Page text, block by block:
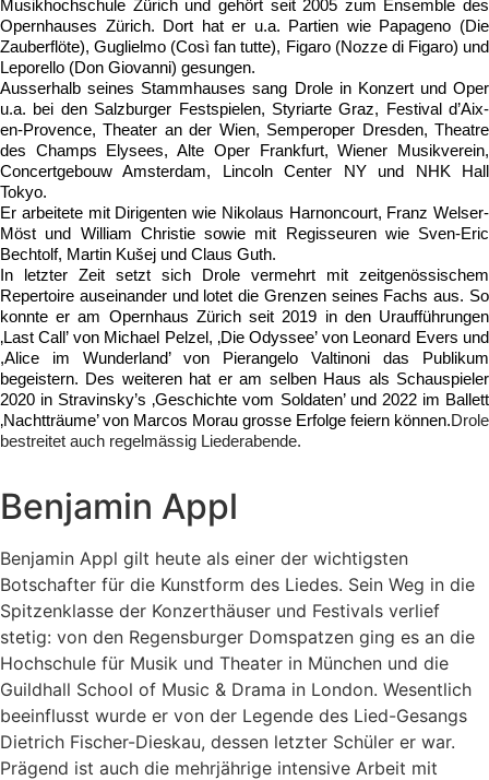
Musikhochschule Zürich und gehört seit 2005 zum Ensemble des
Opernhauses Zürich. Dort hat er u.a. Partien wie Papageno (Die
Zauberflöte), Guglielmo (Così fan tutte), Figaro (Nozze di Figaro) und
Leporello (Don Giovanni) gesungen.
Ausserhalb seines Stammhauses sang Drole in Konzert und Oper
u.a. bei den Salzburger Festspielen, Styriarte Graz, Festival d’Aix-
en-Provence, Theater an der Wien, Semperoper Dresden, Theatre
des Champs Elysees, Alte Oper Frankfurt, Wiener Musikverein,
Concertgebouw Amsterdam, Lincoln Center NY und NHK Hall
Tokyo.
Er arbeitete mit Dirigenten wie Nikolaus Harnoncourt, Franz Welser-
Möst und William Christie sowie mit Regisseuren wie Sven-Eric
Bechtolf, Martin Kušej und Claus Guth.
In letzter Zeit setzt sich Drole vermehrt mit zeitgenössischem
Repertoire auseinander und lotet die Grenzen seines Fachs aus. So
konnte er am Opernhaus Zürich seit 2019 in den Uraufführungen
‚Last Call’ von Michael Pelzel, ‚Die Odyssee’ von Leonard Evers und
,Alice im Wunderland’ von Pierangelo Valtinoni das Publikum
begeistern. Des weiteren hat er am selben Haus als Schauspieler
2020 in Stravinsky’s ‚Geschichte vom Soldaten’ und 2022 im Ballett
‚Nachtträume’ von Marcos Morau grosse Erfolge feiern können.Drole
bestreitet auch regelmässig Liederabende.
Benjamin Appl
Benjamin Appl gilt heute als einer der wichtigsten
Botschafter für die Kunstform des Liedes. Sein Weg in die
Spitzenklasse der Konzerthäuser und Festivals verlief
stetig: von den Regensburger Domspatzen ging es an die
Hochschule für Musik und Theater in München und die
Guildhall School of Music & Drama in London. Wesentlich
beeinflusst wurde er von der Legende des Lied-Gesangs
Dietrich Fischer-Dieskau, dessen letzter Schüler er war.
Prägend ist auch die mehrjährige intensive Arbeit mit